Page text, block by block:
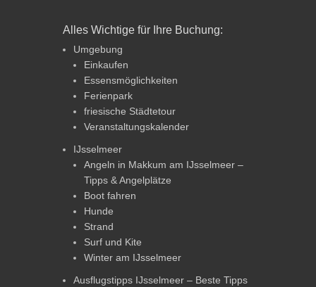
Alles Wichtige für Ihre Buchung:
Umgebung
Einkaufen
Essensmöglichkeiten
Ferienpark
friesische Städtetour
Veranstaltungskalender
IJsselmeer
Angeln in Makkum am IJsselmeer –
Tipps & Angelplätze
Boot fahren
Hunde
Strand
Surf und Kite
Winter am IJsselmeer
Ausflugstipps IJsselmeer – Beste Tipps